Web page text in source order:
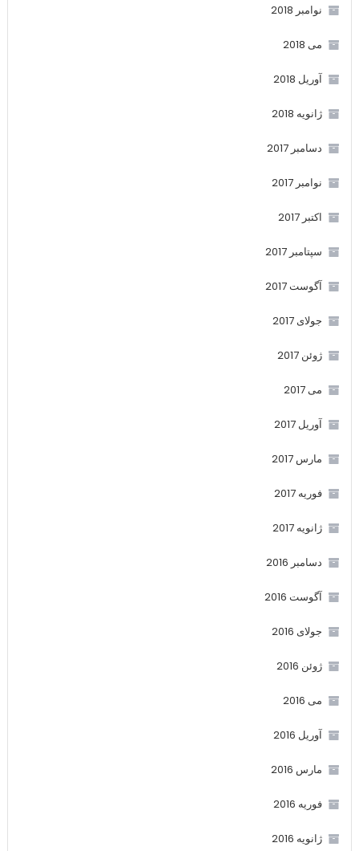
نوامبر 2018
می 2018
آوریل 2018
ژانویه 2018
دسامبر 2017
نوامبر 2017
اکتبر 2017
سپتامبر 2017
آگوست 2017
جولای 2017
ژوئن 2017
می 2017
آوریل 2017
مارس 2017
فوریه 2017
ژانویه 2017
دسامبر 2016
آگوست 2016
جولای 2016
ژوئن 2016
می 2016
آوریل 2016
مارس 2016
فوریه 2016
ژانویه 2016